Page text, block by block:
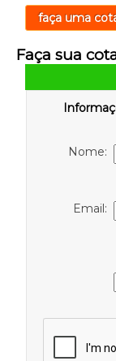
faça uma
Faça sua
Nome:
Email: